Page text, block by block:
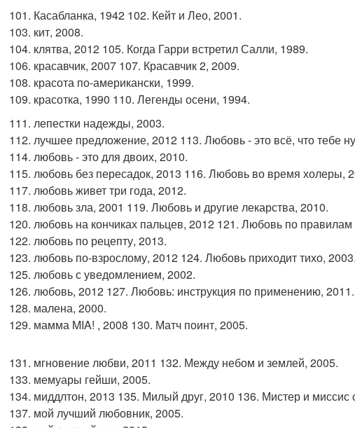
101. Касабланка, 1942 102. Кейт и Лео, 2001.
103. кит, 2008.
104. клятва, 2012 105. Когда Гарри встретил Салли, 1989.
106. красавчик, 2007 107. Красавчик 2, 2009.
108. красота по-американски, 1999.
109. красотка, 1990 110. Легенды осени, 1994.
111. лепестки надежды, 2003.
112. лучшее предложение, 2012 113. Любовь - это всё, что тебе
114. любовь - это для двоих, 2010.
115. любовь без пересадок, 2013 116. Любовь во время холеры,
117. любовь живет три года, 2012.
118. любовь зла, 2001 119. Любовь и другие лекарства, 2010.
120. любовь на кончиках пальцев, 2012 121. Любовь по правилам
122. любовь по рецепту, 2013.
123. любовь по-взрослому, 2012 124. Любовь приходит тихо,
125. любовь с уведомлением, 2002.
126. любовь, 2012 127. Любовь: инструкция по применению, 2011.
128. малена, 2000.
129. мамма MIA! , 2008 130. Матч поинт, 2005.
131. мгновение любви, 2011 132. Между небом и землей, 2005.
133. мемуары гейши, 2005.
134. миддлтон, 2013 135. Милый друг, 2010 136. Мистер и миссис
137. мой лучший любовник, 2005.